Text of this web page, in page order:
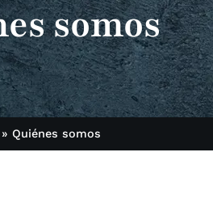
somos
» Quiénes somos